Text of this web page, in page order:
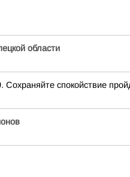
области
спокойствие